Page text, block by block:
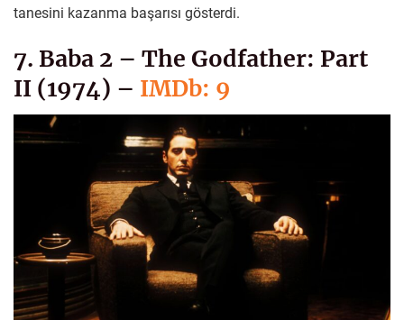
tanesini kazanma başarısı gösterdi.
7. Baba 2 – The Godfather: Part
II (1974) – IMDb: 9